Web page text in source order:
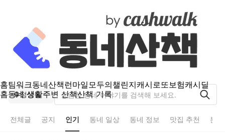
홈팀워크동네산책런마일모두의챌린지캐시로또보험캐시딜
홈동네 생활주변 산책산책 기록
정상동
전체글 공지 인기 동네 일상 동네 정보 맛집 추천 분